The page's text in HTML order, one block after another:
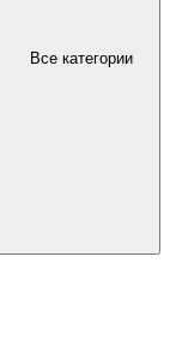
Все категории